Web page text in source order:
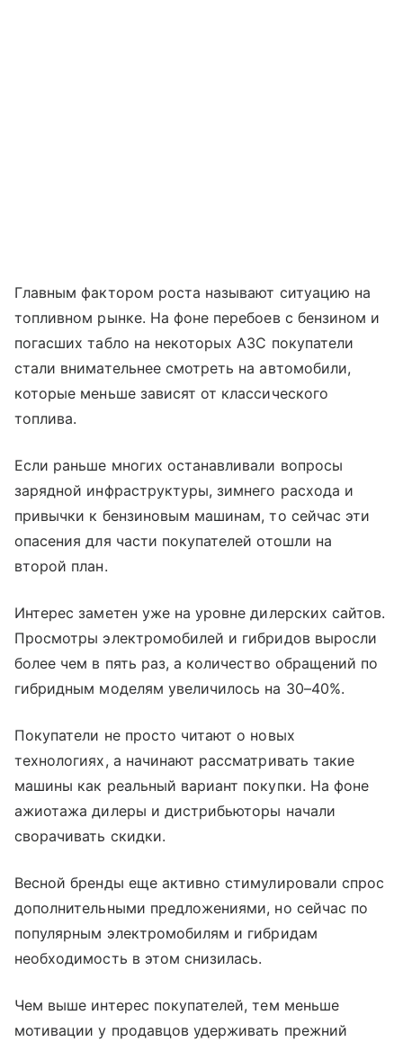
Главным фактором роста называют ситуацию на
топливном рынке. На фоне перебоев с бензином и
погасших табло на некоторых АЗС покупатели
стали внимательнее смотреть на автомобили,
которые меньше зависят от классического
топлива.
Если раньше многих останавливали вопросы
зарядной инфраструктуры, зимнего расхода и
привычки к бензиновым машинам, то сейчас эти
опасения для части покупателей отошли на
второй план.
Интерес заметен уже на уровне дилерских сайтов.
Просмотры электромобилей и гибридов выросли
более чем в пять раз, а количество обращений по
гибридным моделям увеличилось на 30–40%.
Покупатели не просто читают о новых
технологиях, а начинают рассматривать такие
машины как реальный вариант покупки. На фоне
ажиотажа дилеры и дистрибьюторы начали
сворачивать скидки.
Весной бренды еще активно стимулировали спрос
дополнительными предложениями, но сейчас по
популярным электромобилям и гибридам
необходимость в этом снизилась.
Чем выше интерес покупателей, тем меньше
мотивации у продавцов удерживать прежний